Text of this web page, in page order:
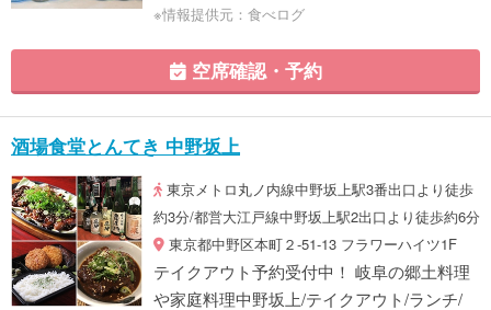
※情報提供元：食べログ
空席確認・予約
酒場食堂とんてき 中野坂上
東京メトロ丸ノ内線中野坂上駅3番出口より徒歩
約3分/都営大江戸線中野坂上駅2出口より徒歩約6分
東京都中野区本町２-51-13 フラワーハイツ1F
テイクアウト予約受付中！ 岐阜の郷土料理
や家庭料理中野坂上/テイクアウト/ランチ/